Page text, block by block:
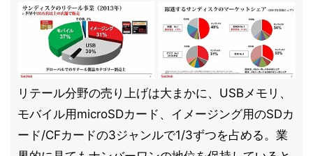
リテール分野の売り上げは大まかに、USBメモリ、
モバイル用microSDカード、イメージング用のSDカ
ード/CFカードの3ジャンルで1/3ずつを占める。業